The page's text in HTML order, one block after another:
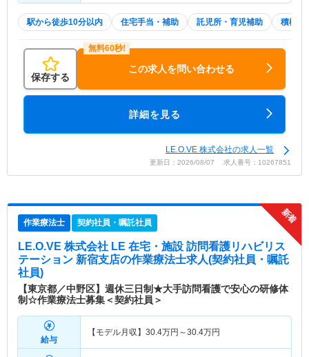
駅から徒歩10分以内 住宅手当・補助 託児所・育児補助 積極採
保存する
この求人を問い合わせる
詳細を見る
LE.O.VE 株式会社の求人一覧
更新日：2026/08/07 求人番号：10267851
作業療法士 契約社員・嘱託社員
LE.O.VE 株式会社 LE 在宅・施設 訪問看護リハビリス
テーション 新宿支店の作業療法士求人(契約社員・嘱託
社員)
【東京都／中野区】週休三日制★大手訪問看護で安心の研修体
制☆作業療法士募集＜契約社員＞
給与
【モデル月収】 30.4万円～30.4万円